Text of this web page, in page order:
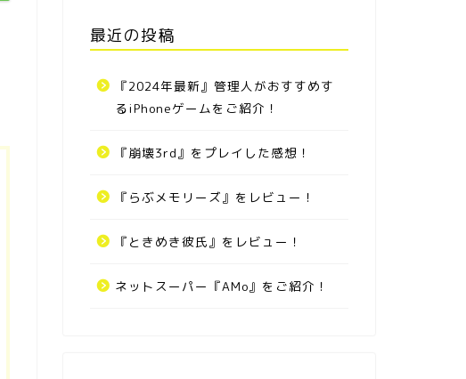
最近の投稿
『2024年最新』管理人がおすすめす
るiPhoneゲームをご紹介！
『崩壊3rd』をプレイした感想！
『らぶメモリーズ』をレビュー！
『ときめき彼氏』をレビュー！
ネットスーパー『AMo』をご紹介！